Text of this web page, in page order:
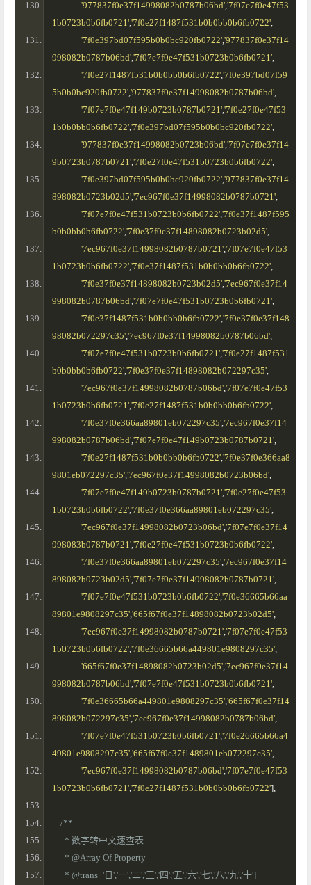
'977837f0e37f14998082b0787b06bd','7f07e7f0e47f53
1b0723b0b6fb0721','7f0e27f1487f531b0b0bb0b6fb0722',
'7f0e397bd07f595b0b0bc920fb0722','977837f0e37f14
998082b0787b06bd','7f07e7f0e47f531b0723b0b6fb0721',
'7f0e27f1487f531b0b0bb0b6fb0722','7f0e397bd07f59
5b0b0bc920fb0722','977837f0e37f14998082b0787b06bd',
'7f07e7f0e47f149b0723b0787b0721','7f0e27f0e47f53
1b0b0bb0b6fb0722','7f0e397bd07f595b0b0bc920fb0722',
'977837f0e37f14998082b0723b06bd','7f07e7f0e37f14
9b0723b0787b0721','7f0e27f0e47f531b0723b0b6fb0722',
'7f0e397bd07f595b0b0bc920fb0722','977837f0e37f14
898082b0723b02d5','7ec967f0e37f14998082b0787b0721',
'7f07e7f0e47f531b0723b0b6fb0722','7f0e37f1487f595
b0b0bb0b6fb0722','7f0e37f0e37f14898082b0723b02d5',
'7ec967f0e37f14998082b0787b0721','7f07e7f0e47f53
1b0723b0b6fb0722','7f0e37f1487f531b0b0bb0b6fb0722',
'7f0e37f0e37f14898082b0723b02d5','7ec967f0e37f14
998082b0787b06bd','7f07e7f0e47f531b0723b0b6fb0721',
'7f0e37f1487f531b0b0bb0b6fb0722','7f0e37f0e37f148
98082b072297c35','7ec967f0e37f14998082b0787b06bd',
'7f07e7f0e47f531b0723b0b6fb0721','7f0e27f1487f531
b0b0bb0b6fb0722','7f0e37f0e37f14898082b072297c35',
'7ec967f0e37f14998082b0787b06bd','7f07e7f0e47f53
1b0723b0b6fb0721','7f0e27f1487f531b0b0bb0b6fb0722',
'7f0e37f0e366aa89801eb072297c35','7ec967f0e37f14
998082b0787b06bd','7f07e7f0e47f149b0723b0787b0721',
'7f0e27f1487f531b0b0bb0b6fb0722','7f0e37f0e366aa8
9801eb072297c35','7ec967f0e37f14998082b0723b06bd',
'7f07e7f0e47f149b0723b0787b0721','7f0e27f0e47f53
1b0723b0b6fb0722','7f0e37f0e366aa89801eb072297c35',
'7ec967f0e37f14998082b0723b06bd','7f07e7f0e37f14
998083b0787b0721','7f0e27f0e47f531b0723b0b6fb0722',
'7f0e37f0e366aa89801eb072297c35','7ec967f0e37f14
898082b0723b02d5','7f07e7f0e37f14998082b0787b0721',
'7f07e7f0e47f531b0723b0b6fb0722','7f0e36665b66aa
89801e9808297c35','665f67f0e37f14898082b0723b02d5',
'7ec967f0e37f14998082b0787b0721','7f07e7f0e47f53
1b0723b0b6fb0722','7f0e36665b66a449801e9808297c35',
'665f67f0e37f14898082b0723b02d5','7ec967f0e37f14
998082b0787b06bd','7f07e7f0e47f531b0723b0b6fb0721',
'7f0e36665b66a449801e9808297c35','665f67f0e37f14
898082b072297c35','7ec967f0e37f14998082b0787b06bd',
'7f07e7f0e47f531b0723b0b6fb0721','7f0e26665b66a4
49801e9808297c35','665f67f0e37f1489801eb072297c35',
'7ec967f0e37f14998082b0787b06bd','7f07e7f0e47f53
1b0723b0b6fb0721','7f0e27f1487f531b0b0bb0b6fb0722'],
/**
      * 数字转中文速查表
      * @Array Of Property
      * @trans ['日','一','二','三','四','五','六','七','八','九','十']